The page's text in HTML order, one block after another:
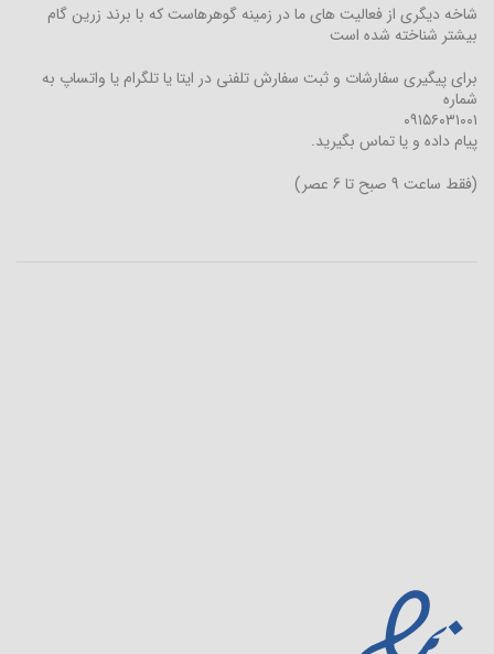
شاخه دیگری از فعالیت های ما در زمینه گوهرهاست که با برند زرین گام
بیشتر شناخته شده است
برای پیگیری سفارشات و ثبت سفارش تلفنی در ایتا یا تلگرام یا واتساپ به
شماره
۰۹۱۵۶۰۳۱۰۰۱
پیام داده و یا تماس بگیرید.
(فقط ساعت 9 صبح تا 6 عصر)